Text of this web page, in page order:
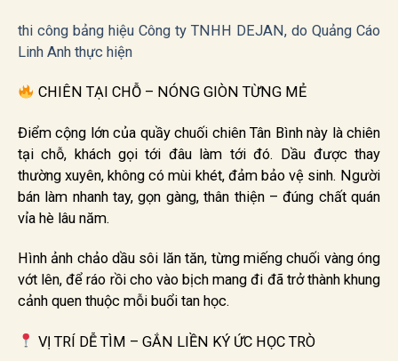
thi công bảng hiệu Công ty TNHH DEJAN, do Quảng Cáo
Linh Anh thực hiện
CHIÊN TẠI CHỖ – NÓNG GIÒN TỪNG MẺ
Điểm cộng lớn của quầy chuối chiên Tân Bình này là chiên
tại chỗ, khách gọi tới đâu làm tới đó. Dầu được thay
thường xuyên, không có mùi khét, đảm bảo vệ sinh. Người
bán làm nhanh tay, gọn gàng, thân thiện – đúng chất quán
vỉa hè lâu năm.
Hình ảnh chảo dầu sôi lăn tăn, từng miếng chuối vàng óng
vớt lên, để ráo rồi cho vào bịch mang đi đã trở thành khung
cảnh quen thuộc mỗi buổi tan học.
VỊ TRÍ DỄ TÌM – GẮN LIỀN KÝ ỨC HỌC TRÒ